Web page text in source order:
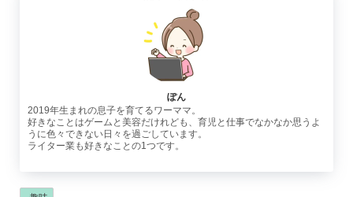
ぽん
2019年生まれの息子を育てるワーママ。
好きなことはゲームと美容だけれども、育児と仕事でなかなか思うよ
うに色々できない日々を過ごしています。
ライター業も好きなことの1つです。